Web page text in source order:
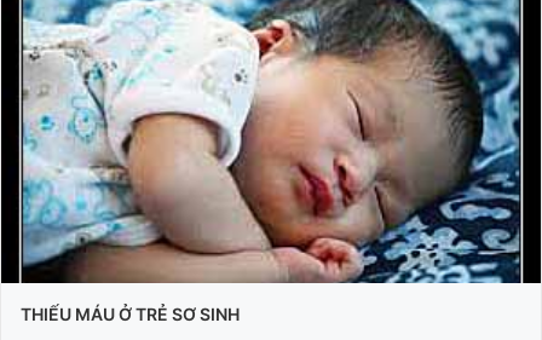
THIẾU MÁU Ở TRẺ SƠ SINH